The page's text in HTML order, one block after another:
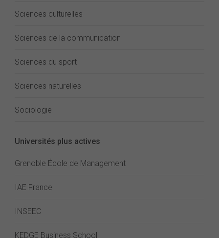
Sciences culturelles
Sciences de la communication
Sciences du sport
Sciences naturelles
Sociologie
Universités plus actives
Grenoble École de Management
IAE France
INSEEC
KEDGE Business School